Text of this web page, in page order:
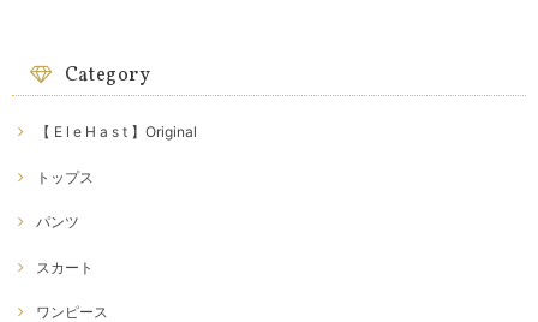
Category
【 E l e H a s t 】Original
トップス
パンツ
スカート
ワンピース